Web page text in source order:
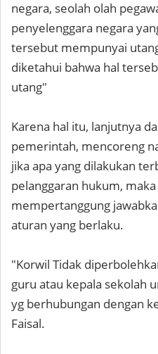
negara, seolah olah
penyelenggara negara
tersebut mempunyai
diketahui bahwa hal
utang"
Karena hal itu, lanjutnya
pemerintah, mencoreng
jika apa yang dilakukan
pelanggaran hukum,
mempertanggung
aturan yang berlaku.
"Korwil Tidak
guru atau kepala sekolah
yg berhubungan dengan
Faisal.